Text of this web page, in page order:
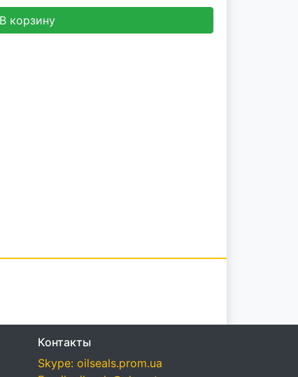
В корзину
Контакты
Skype: oilseals.prom.ua